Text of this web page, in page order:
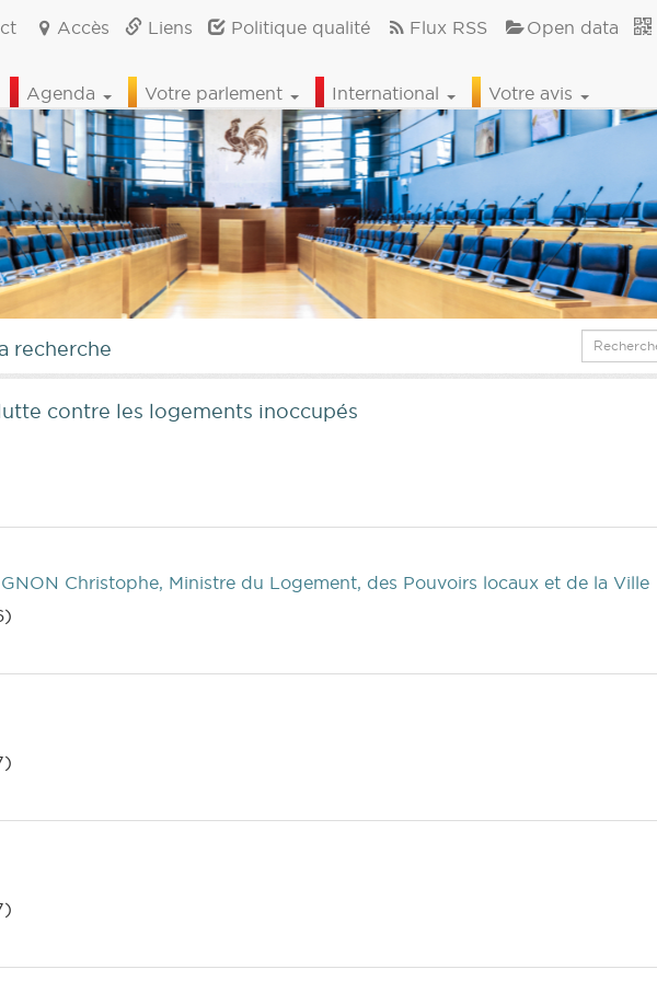
Accès Liens Politique qualité Flux RSS Open data
Agenda Votre parlement International Votre avis
recherche
contre les logements inoccupés
Christophe, Ministre du Logement, des Pouvoirs locaux et de la Ville